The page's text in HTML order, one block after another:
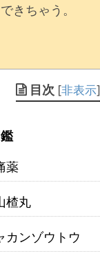
きちゃう。
目次 [非表示]
薬
楂丸
カンゾウトウ